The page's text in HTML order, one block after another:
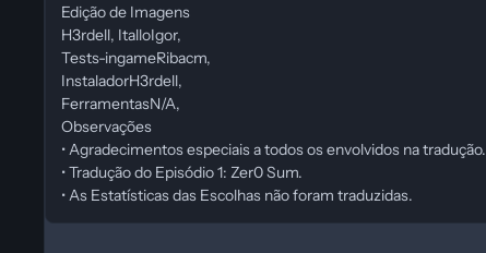
Edição de Imagens
H3rdell, ItalloIgor,
Tests-ingameRibacm,
InstaladorH3rdell,
FerramentasN/A,
Observações
• Agradecimentos especiais a todos os envolvidos na tradução.
• Tradução do Episódio 1: Zer0 Sum.
• As Estatísticas das Escolhas não foram traduzidas.